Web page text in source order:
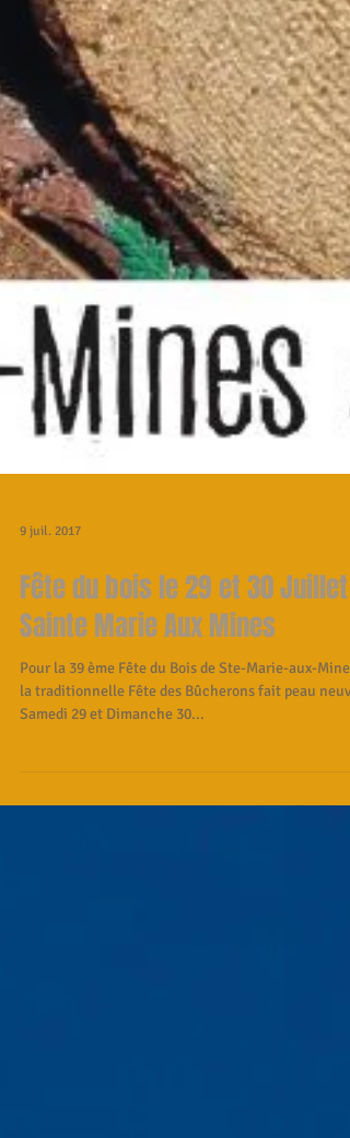
9 juil. 2017
Fête du bois le 29 et 30 Juillet à
Sainte Marie Aux Mines
Pour la 39 ème Fête du Bois de Ste-Marie-aux-